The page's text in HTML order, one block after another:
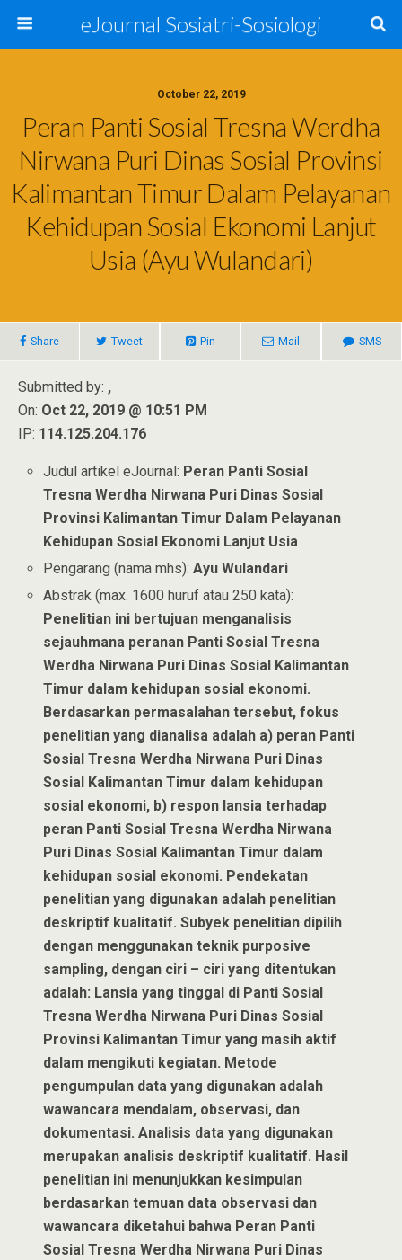
eJournal Sosiatri-Sosiologi
October 22, 2019
Peran Panti Sosial Tresna Werdha
Nirwana Puri Dinas Sosial Provinsi
Kalimantan Timur Dalam Pelayanan
Kehidupan Sosial Ekonomi Lanjut
Usia (Ayu Wulandari)
Share Tweet Pin Mail SMS
Submitted by: ,
On: Oct 22, 2019 @ 10:51 PM
IP: 114.125.204.176
Judul artikel eJournal: Peran Panti Sosial
Tresna Werdha Nirwana Puri Dinas Sosial
Provinsi Kalimantan Timur Dalam Pelayanan
Kehidupan Sosial Ekonomi Lanjut Usia
Pengarang (nama mhs):Ayu Wulandari
Abstrak (max. 1600 huruf atau 250 kata):
Penelitian ini bertujuan menganalisis
sejauhmana peranan Panti Sosial Tresna
Werdha Nirwana Puri Dinas Sosial Kalimantan
Timur dalam kehidupan sosial ekonomi.
Berdasarkan permasalahan tersebut, fokus
penelitian yang dianalisa adalah a) peran Panti
Sosial Tresna Werdha Nirwana Puri Dinas
Sosial Kalimantan Timur dalam kehidupan
sosial ekonomi, b) respon lansia terhadap
peran Panti Sosial Tresna Werdha Nirwana
Puri Dinas Sosial Kalimantan Timur dalam
kehidupan sosial ekonomi. Pendekatan
penelitian yang digunakan adalah penelitian
deskriptif kualitatif. Subyek penelitian dipilih
dengan menggunakan teknik purposive
sampling, dengan ciri – ciri yang ditentukan
adalah: Lansia yang tinggal di Panti Sosial
Tresna Werdha Nirwana Puri Dinas Sosial
Provinsi Kalimantan Timur yang masih aktif
dalam mengikuti kegiatan. Metode
pengumpulan data yang digunakan adalah
wawancara mendalam, observasi, dan
dokumentasi. Analisis data yang digunakan
merupakan analisis deskriptif kualitatif. Hasil
penelitian ini menunjukkan kesimpulan
berdasarkan temuan data observasi dan
wawancara diketahui bahwa Peran Panti
Sosial Tresna Werdha Nirwana Puri Dinas